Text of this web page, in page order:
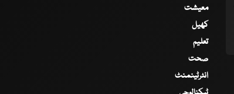
معیشت
کھیل
تعلیم
صحت
انٹرٹینمنٹ